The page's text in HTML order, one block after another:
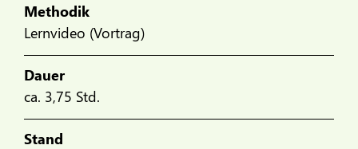
Methodik
Lernvideo (Vortrag)
Dauer
ca. 3,75 Std.
Stand